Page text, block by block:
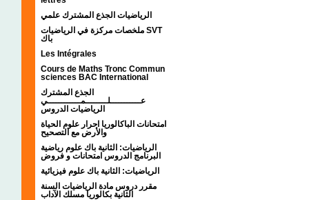
الرياضيات الجذع المشترك علمي
ملخصات مركزة في الرياضيات SVT
باك
Les Intégrales
Cours de Maths Tronc Commun
sciences BAC International
الجذع المشترك
عـــــــــــلــــــــمــــــــــــي
الرياضيات الدروس
امتحانات الباكالوريا احرار علوم الحياة
والأرض مع التصحيح
الرياضيات: الثانية باك علوم رياضية
البرنامج الدروس امتحانات و فروض
الرياضيات: الثانية باك علوم فيزيائية
مقرر دروس مادة الرياضيات السنة
الثانية بكالوريا مسلك الآداب